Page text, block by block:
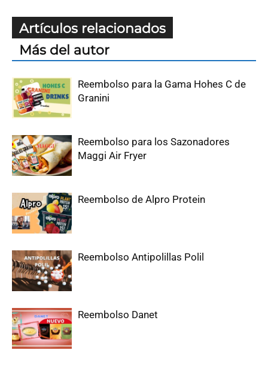
Artículos relacionados
Más del autor
Reembolso para la Gama Hohes C de
Granini
Reembolso para los Sazonadores
Maggi Air Fryer
Reembolso de Alpro Protein
Reembolso Antipolillas Polil
Reembolso Danet